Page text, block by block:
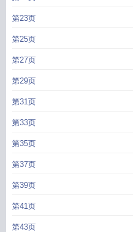
第23页
第25页
第27页
第29页
第31页
第33页
第35页
第37页
第39页
第41页
第43页